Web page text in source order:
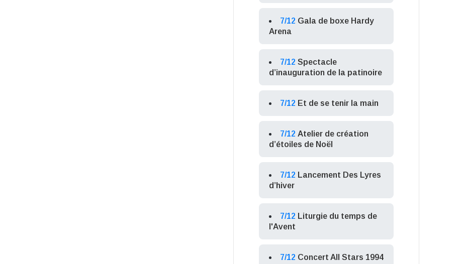
7/12 Gala de boxe Hardy
Arena
7/12 Spectacle
d’inauguration de la patinoire
7/12 Et de se tenir la main
7/12 Atelier de création
d’étoiles de Noël
7/12 Lancement Des Lyres
d’hiver
7/12 Liturgie du temps de
l'Avent
7/12 Concert All Stars 1994